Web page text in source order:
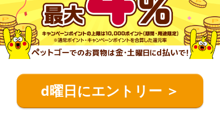
d曜日にエントリー ＞